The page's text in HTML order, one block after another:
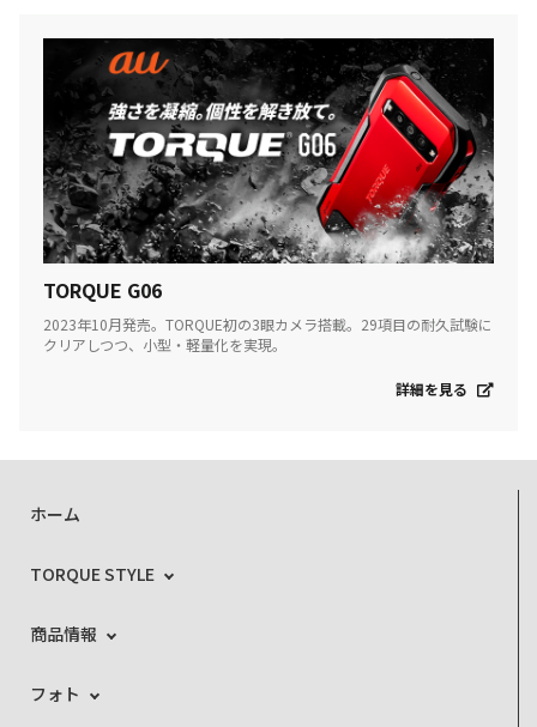
TORQUE G06
2023年10月発売。TORQUE初の3眼カメラ搭載。29項目の耐久試験に
クリアしつつ、小型・軽量化を実現。
詳細を見る
ホーム
TORQUE STYLE
商品情報
フォト